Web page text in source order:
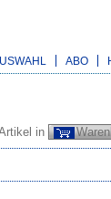
ABO
in